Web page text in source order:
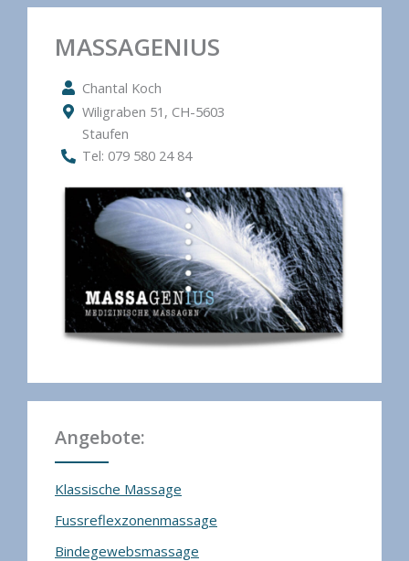
MASSAGENIUS
Chantal Koch
Wiligraben 51, CH-5603
Staufen
Tel: 079 580 24 84
Angebote:
Klassische Massage
Fussreflexzonenmassage
Bindegewebsmassage